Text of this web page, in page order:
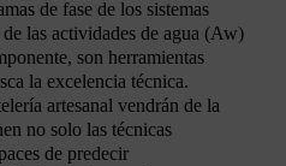
de fase de los sistemas
las actividades de agua (Aw)
son herramientas
la excelencia técnica.
artesanal vendrán de la
no solo las técnicas
de predecir